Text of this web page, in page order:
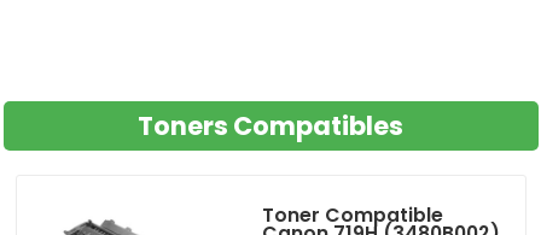
Toners Compatibles
Toner Compatible